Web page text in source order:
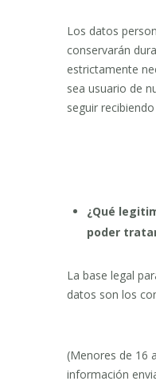
Los datos
conservarán
estrictamente
sea usuario de
seguir
¿Qué
poder
La base legal
datos son los
(Menores de 16
información